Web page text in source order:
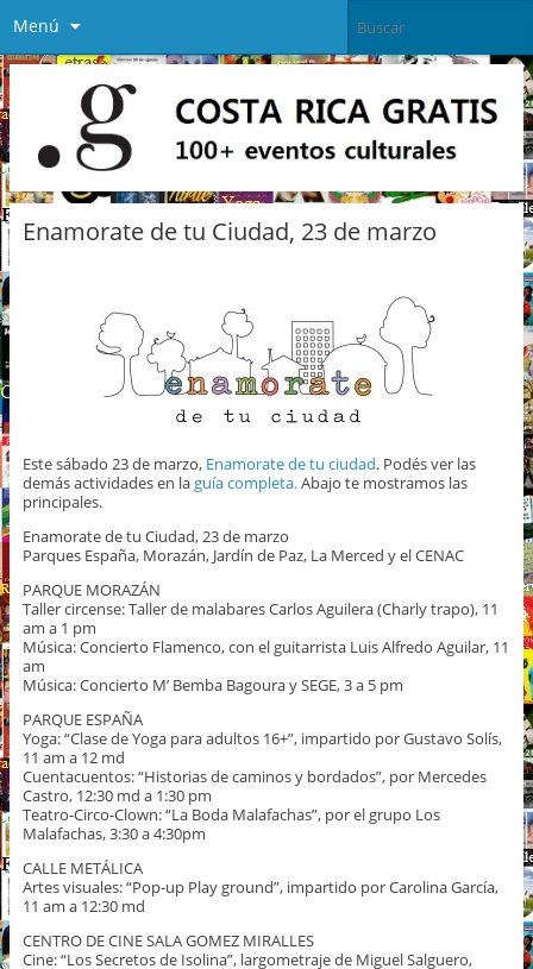
Menú
Enamorate de tu Ciudad, 23 de marzo
Este sábado 23 de marzo, Enamorate de tu ciudad. Podés ver las
demás actividades en laguía completa.Abajo te mostramos las
principales.
Enamorate de tu Ciudad, 23 de marzo
Parques España, Morazán, Jardín de Paz, La Merced y el CENAC
PARQUE MORAZÁN
Taller circense: Taller de malabares Carlos Aguilera (Charly trapo), 11
am a 1 pm
Música: Concierto Flamenco, con el guitarrista Luis Alfredo Aguilar, 11
am
Música: Concierto M’ Bemba Bagoura y SEGE, 3 a 5 pm
PARQUE ESPAÑA
Yoga: “Clase de Yoga para adultos 16+”, impartido por Gustavo Solís,
11 am a 12 md
Cuentacuentos: “Historias de caminos y bordados”, por Mercedes
Castro, 12:30 md a 1:30 pm
Teatro-Circo-Clown: “La Boda Malafachas”, por el grupo Los
Malafachas, 3:30 a 4:30pm
CALLE METÁLICA
Artes visuales: “Pop-up Play ground”, impartido por Carolina García,
11 am a 12:30 md
CENTRO DE CINE SALA GOMEZ MIRALLES
Cine: “Los Secretos de Isolina”, largometraje de Miguel Salguero,